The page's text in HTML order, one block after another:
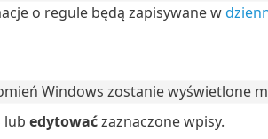
o regule będą zapisywane w
Windows zostanie wyświetlone
lub edytowaćzaznaczone wpisy.